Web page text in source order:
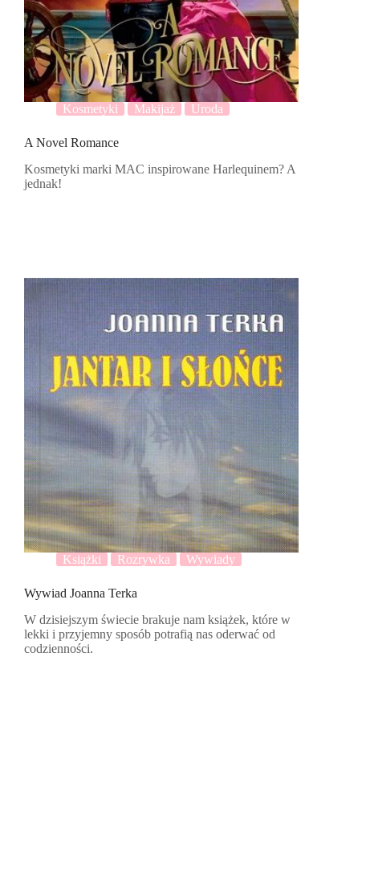
Kosmetyki Makijaż Uroda
A Novel Romance
Kosmetyki marki MAC inspirowane Harlequinem? A
jednak!
Książki Rozrywka Wywiady
Wywiad Joanna Terka
W dzisiejszym świecie brakuje nam książek, które w
lekki i przyjemny sposób potrafią nas oderwać od
codzienności.